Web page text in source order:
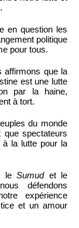
en question les
politique
pour tous.
affirmons que la
est une lutte
par la haine,
à tort.
du monde
spectateurs
à la lutte pour la
leSumudet le
défendons
expérience
et un amour